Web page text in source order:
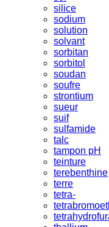
silice
sodium
solution
solvant
sorbitan
sorbitol
soudan
soufre
strontium
sueur
suif
sulfamide
talc
tampon pH
teinture
terebenthine
terre
tetra-